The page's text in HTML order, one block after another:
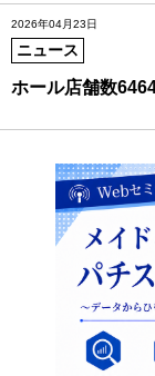
2026年04月23日
ニュース
ホール店舗数